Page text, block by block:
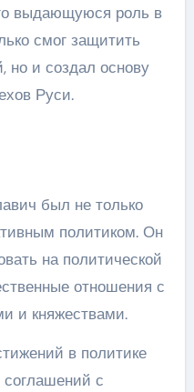
выдающуюся роль в
смог защитить
но и создал основу
Руси.
был не только
политиком. Он
на политической
отношения с
и княжествами.
в политике
с